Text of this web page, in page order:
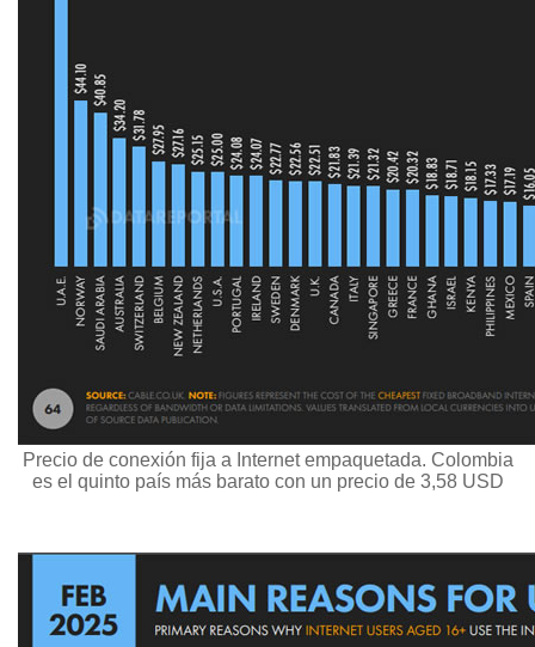
Precio de conexión fija a Internet empaquetada. Colombia
es el quinto país más barato con un precio de 3,58 USD